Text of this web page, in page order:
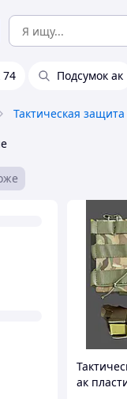
74 Подсумок ак
Тактическая
ак